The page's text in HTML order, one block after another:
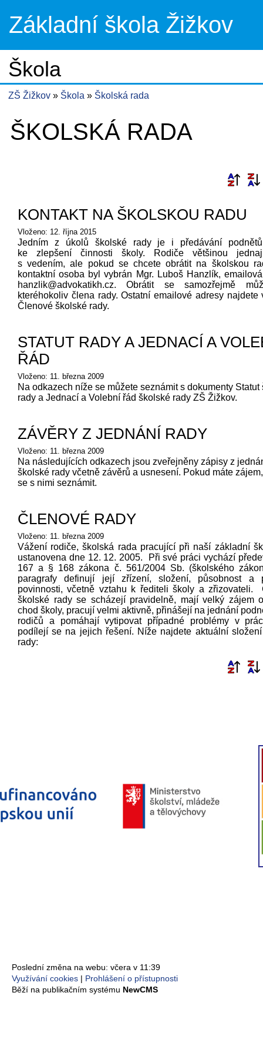
Základní škola Žižkov
Škola
ZŠ Žižkov Škola Školská rada
ŠKOLSKÁ RADA
KONTAKT NA ŠKOLSKOU RADU
Vloženo: 12. října 2015
Jedním z úkolů školské rady je i předávání
ke zlepšení činnosti školy. Rodiče většinou
s vedením, ale pokud se chcete obrátit na školskou
kontaktní osoba byl vybrán Mgr. Luboš Hanzlík,
hanzlik@advokatikh.cz. Obrátit se samozřejmě
kteréhokoliv člena rady. Ostatní emailové adresy najdete
Členové školské rady.
STATUT RADY A JEDNACÍ A
ŘÁD
Vloženo: 11. března 2009
Na odkazech níže se můžete seznámit s dokumenty Statut
rady a Jednací a Volební řád školské rady ZŠ Žižkov.
ZÁVĚRY Z JEDNÁNÍ RADY
Vloženo: 11. března 2009
Na následujících odkazech jsou zveřejněny zápisy z
školské rady včetně závěrů a usnesení. Pokud máte
se s nimi seznámit.
ČLENOVÉ RADY
Vloženo: 11. března 2009
Vážení rodiče, školská rada pracující při naší základní
ustanovena dne 12. 12. 2005. Při své práci vychází
167 a § 168 zákona č. 561/2004 Sb. (školského
paragrafy definují její zřízení, složení, působnost a
povinnosti, včetně vztahu k řediteli školy a zřizovateli.
školské rady se scházejí pravidelně, mají velký zájem
chod školy, pracují velmi aktivně, přinášejí na jednání
rodičů a pomáhají vytipovat případné problémy v
podílejí se na jejich řešení. Níže najdete aktuální
rady:
Poslední změna na webu: včera v 11:39
Využívání cookies
Prohlášení o přístupnosti
Běží na publikačním systému NewCMS